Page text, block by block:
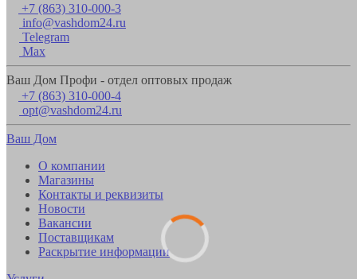
+7 (863) 310-000-3
info@vashdom24.ru
Telegram
Max
Ваш Дом Профи - отдел оптовых продаж
+7 (863) 310-000-4
opt@vashdom24.ru
Ваш Дом
О компании
Магазины
Контакты и реквизиты
Новости
Вакансии
Поставщикам
Раскрытие информации